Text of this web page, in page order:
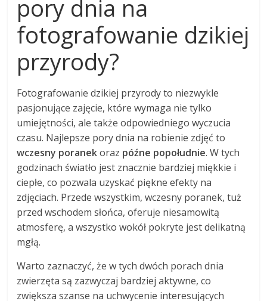
pory dnia na
fotografowanie dzikiej
przyrody?
Fotografowanie dzikiej przyrody to niezwykle
pasjonujące zajęcie, które wymaga nie tylko
umiejętności, ale także odpowiedniego wyczucia
czasu. Najlepsze pory dnia na robienie zdjęć to
wczesny poranekoraz późne popołudnie. W tych
godzinach światło jest znacznie bardziej miękkie i
ciepłe, co pozwala uzyskać piękne efekty na
zdjęciach. Przede wszystkim, wczesny poranek, tuż
przed wschodem słońca, oferuje niesamowitą
atmosferę, a wszystko wokół pokryte jest delikatną
mgłą.
Warto zaznaczyć, że w tych dwóch porach dnia
zwierzęta są zazwyczaj bardziej aktywne, co
zwiększa szanse na uchwycenie interesujących